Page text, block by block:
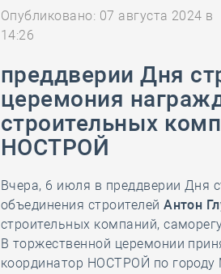
Опубликовано: 07 августа 2024 в
14:26
преддверии Дня
церемония
строительных
НОСТРОЙ
Вчера, 6 июля в преддверии Дня
объединения строителейАнтон
строительных компаний,
В торжественной церемонии
координатор НОСТРОЙ по городу